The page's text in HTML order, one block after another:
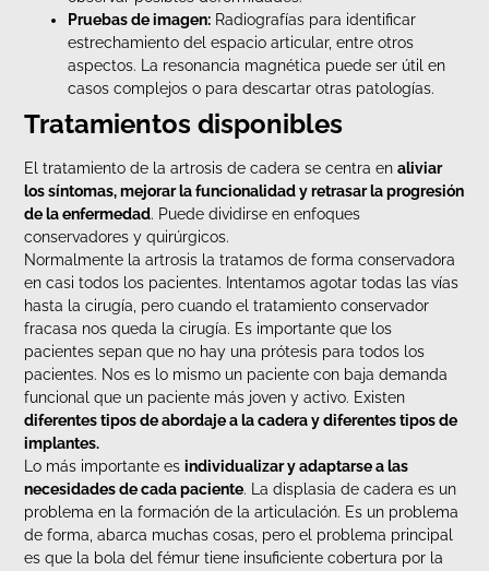
Pruebas de imagen: Radiografías para identificar
estrechamiento del espacio articular, entre otros
aspectos. La resonancia magnética puede ser útil en
casos complejos o para descartar otras patologías.
Tratamientos disponibles
El tratamiento de la artrosis de cadera se centra enaliviar
los síntomas, mejorar la funcionalidad y retrasar la progresión
de la enfermedad. Puede dividirse en enfoques
conservadores y quirúrgicos.
Normalmente la artrosis la tratamos de forma conservadora
en casi todos los pacientes. Intentamos agotar todas las vías
hasta la cirugía, pero cuando el tratamiento conservador
fracasa nos queda la cirugía. Es importante que los
pacientes sepan que no hay una prótesis para todos los
pacientes. Nos es lo mismo un paciente con baja demanda
funcional que un paciente más joven y activo. Existen
diferentes tipos de abordaje a la cadera y diferentes tipos de
implantes.
Lo más importante esindividualizar y adaptarse a las
necesidades de cada paciente. La displasia de cadera es un
problema en la formación de la articulación. Es un problema
de forma, abarca muchas cosas, pero el problema principal
es que la bola del fémur tiene insuficiente cobertura por la